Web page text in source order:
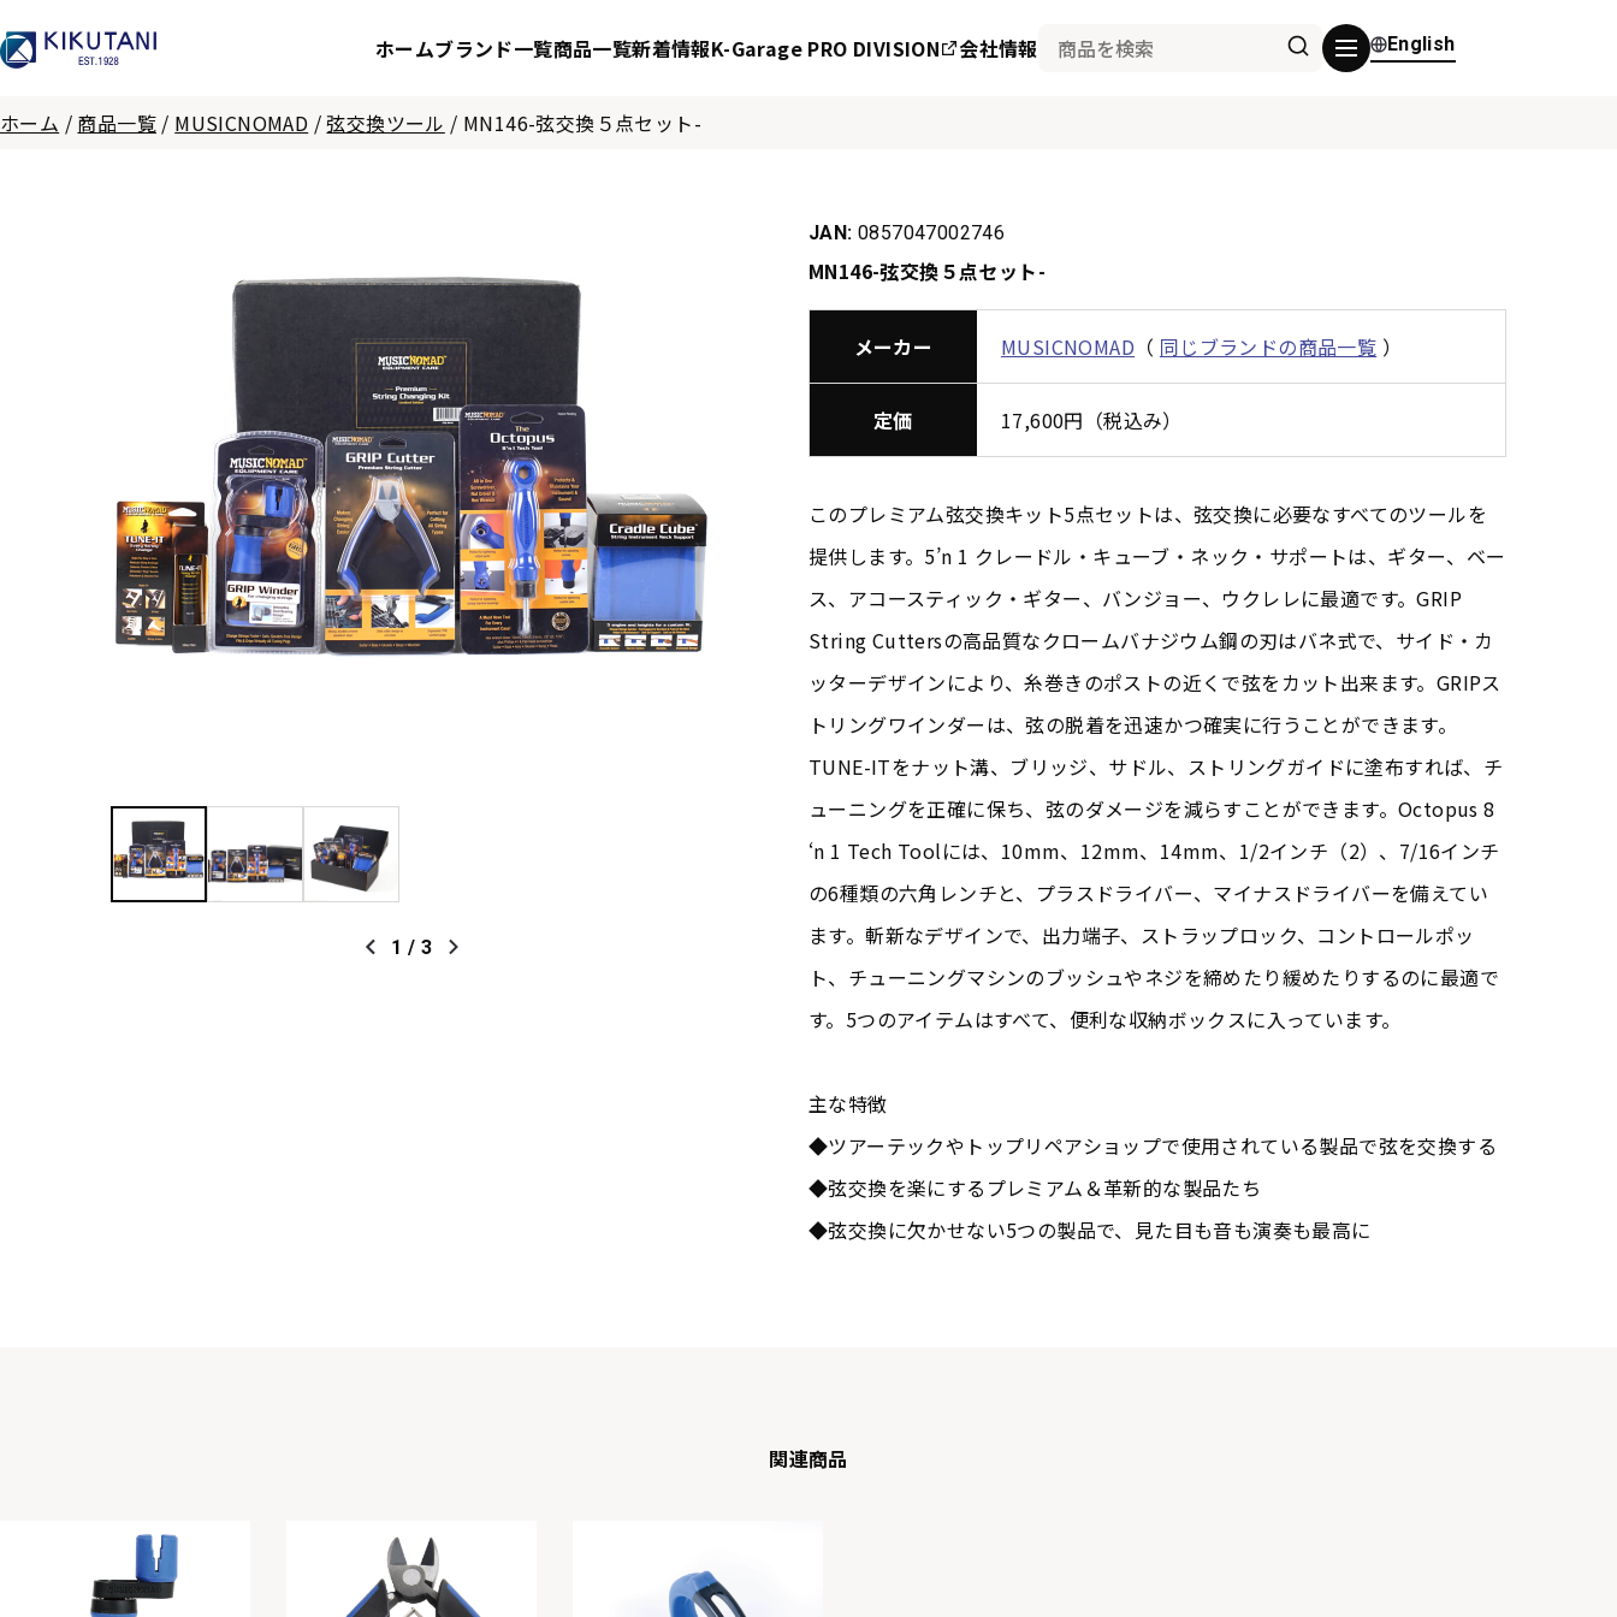
ホームブランド一覧商品一覧新着情報K-Garage PRO DIVISION 会社情報 English
ホーム / 商品一覧 / MUSICNOMAD /弦交換ツール / MN146-弦交換５点セット-
1 / 3
JAN: 0857047002746
MN146-弦交換５点セット-
メーカー MUSICNOMAD （ 同じブランドの商品一覧 ）
定価 17,600円（税込み）
このプレミアム弦交換キット5点セットは、弦交換に必要なすべてのツールを
提供します。5’n 1 クレードル・キューブ・ネック・サポートは、ギター、ベー
ス、アコースティック・ギター、バンジョー、ウクレレに最適です。GRIP
String Cuttersの高品質なクロームバナジウム鋼の刃はバネ式で、サイド・カ
ッターデザインにより、糸巻きのポストの近くで弦をカット出来ます。GRIPス
トリングワインダーは、弦の脱着を迅速かつ確実に行うことができます。
TUNE-ITをナット溝、ブリッジ、サドル、ストリングガイドに塗布すれば、チ
ューニングを正確に保ち、弦のダメージを減らすことができます。Octopus 8
‘n 1 Tech Toolには、10mm、12mm、14mm、1/2インチ（2）、7/16インチ
の6種類の六角レンチと、プラスドライバー、マイナスドライバーを備えてい
ます。斬新なデザインで、出力端子、ストラップロック、コントロールポッ
ト、チューニングマシンのブッシュやネジを締めたり緩めたりするのに最適で
す。5つのアイテムはすべて、便利な収納ボックスに入っています。
主な特徴
◆ツアーテックやトップリペアショップで使用されている製品で弦を交換する
◆弦交換を楽にするプレミアム＆革新的な製品たち
◆弦交換に欠かせない5つの製品で、見た目も音も演奏も最高に
関連商品